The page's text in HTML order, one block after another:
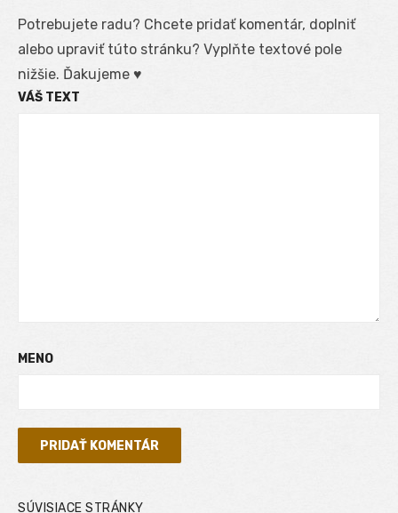
Potrebujete radu? Chcete pridať komentár, doplniť
alebo upraviť túto stránku? Vyplňte textové pole
nižšie. Ďakujeme ♥
VÁŠ TEXT
MENO
SÚVISIACE STRÁNKY